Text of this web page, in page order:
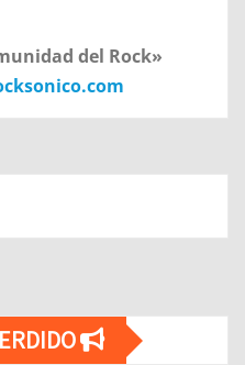
del Rock»